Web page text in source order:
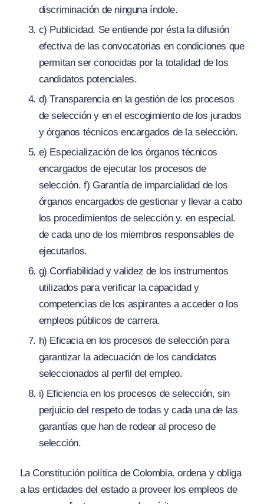
discriminación de ninguna índole.
c) Publicidad. Se entiende por ésta la difusión
efectiva de las convocatorias en condiciones que
permitan ser conocidas por la totalidad de los
candidatos potenciales.
d) Transparencia en la gestión de los procesos
de selección y en el escogimiento de los jurados
y órganos técnicos encargados de la selección.
e) Especialización de los órganos técnicos
encargados de ejecutar los procesos de
selección. f) Garantía de imparcialidad de los
órganos encargados de gestionar y llevar a cabo
los procedimientos de selección y. en especial.
de cada uno de los miembros responsables de
ejecutarlos.
g) Confiabilidad y validez de los instrumentos
utilizados para verificar la capacidad y
competencias de los aspirantes a acceder o los
empleos públicos de carrera.
h) Eficacia en los procesos de selección para
garantizar la adecuación de los candidatos
seleccionados al perfil del empleo.
i) Eficiencia en los procesos de selección, sin
perjuicio del respeto de todas y cada una de las
garantías que han de rodear al proceso de
selección.
La Constitución política de Colombia. ordena y obliga
a las entidades del estado a proveer los empleos de